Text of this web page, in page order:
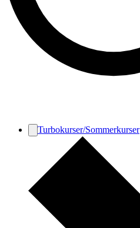
Turbokurser/Sommerkurser